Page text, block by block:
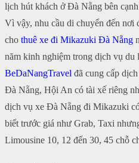
lịch hút khách ở Đà Nẵng bên
Vì vậy, nhu cầu di chuyển đến nơi
cho thuê xe đi Mikazuki Đà Nẵng
năm kinh nghiệm trong dịch vụ du
BeDaNangTravel đã cung cấp
Đà Nẵng, Hội An có tài xế riêng
dịch vụ xe Đà Nẵng đi Mikazuki
biết trước giá như Grab, Taxi
Limousine 10, 12 đến 30, 45 chỗ